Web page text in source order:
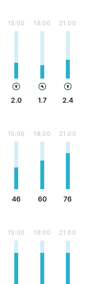
15:00
2.0
18:00
1.7
21:00
2.4
15:00
46
18:00
60
21:00
76
15:00 18:00 21:00